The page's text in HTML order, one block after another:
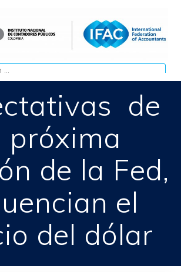
content
de
próxima
de la Fed,
el
del dólar